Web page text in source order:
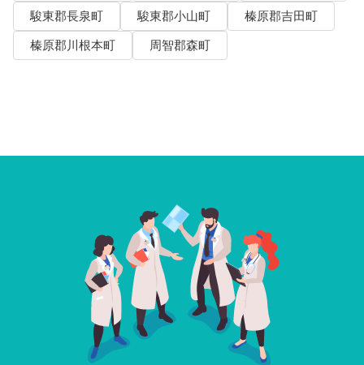
駿東郡長泉町
駿東郡小山町
榛原郡吉田町
榛原郡川根本町
周智郡森町